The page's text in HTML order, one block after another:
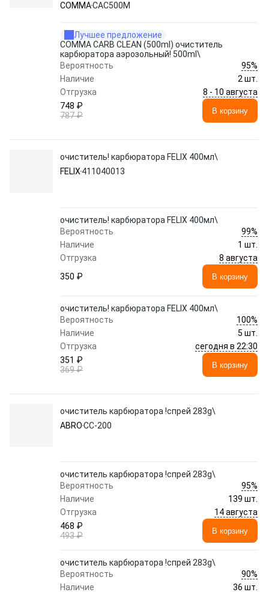
COMMACAC500M
Лучшее предложение
COMMA CARB CLEAN (500ml) очиститель
карбюратора аэрозольный! 500ml\
Вероятность
95%
Наличие
2 шт.
Отгрузка
8 - 10 августа
748 ₽
787 ₽
В корзину
очиститель! карбюратора FELIX 400мл\
FELIX 411040013
очиститель! карбюратора FELIX 400мл\
Вероятность
99%
Наличие
1 шт.
Отгрузка
8 августа
350 ₽
В корзину
очиститель! карбюратора FELIX 400мл\
Вероятность
100%
Наличие
5 шт.
Отгрузка
сегодня в 22:30
351 ₽
369 ₽
В корзину
очиститель карбюратора !спрей 283g\
ABROCC-200
очиститель карбюратора !спрей 283g\
Вероятность
95%
Наличие
139 шт.
Отгрузка
14 августа
468 ₽
493 ₽
В корзину
очиститель карбюратора !спрей 283g\
Вероятность
90%
Наличие
36 шт.